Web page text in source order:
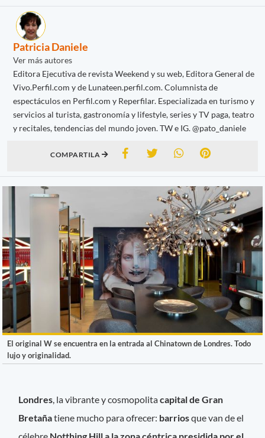
Patricia Daniele
Ver más autores
Editora Ejecutiva de revista Weekend y su web, Editora General de
Vivo.Perfil.com y de Lunateen.perfil.com. Columnista de
espectáculos en Perfil.com y Reperfilar. Especializada en turismo y
servicios al turista, gastronomía y lifestyle, series y TV paga, teatro
y recitales, tendencias del mundo joven. TW e IG. @pato_daniele
COMPARTILA
El original W se encuentra en la entrada al Chinatown de Londres. Todo
lujo y originalidad.
Londres , la vibrante y cosmopolitacapital de Gran
Bretañatiene mucho para ofrecer: barriosque van de el